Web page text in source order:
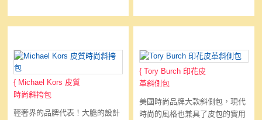
{ Michael Kors 皮質
時尚斜挎包
輕奢界的品牌代表！大膽的設計
{Tory Burch 印花皮
革斜側包
美國時尚品牌大款斜側包，現代
時尚的風格也兼具了皮包的實用